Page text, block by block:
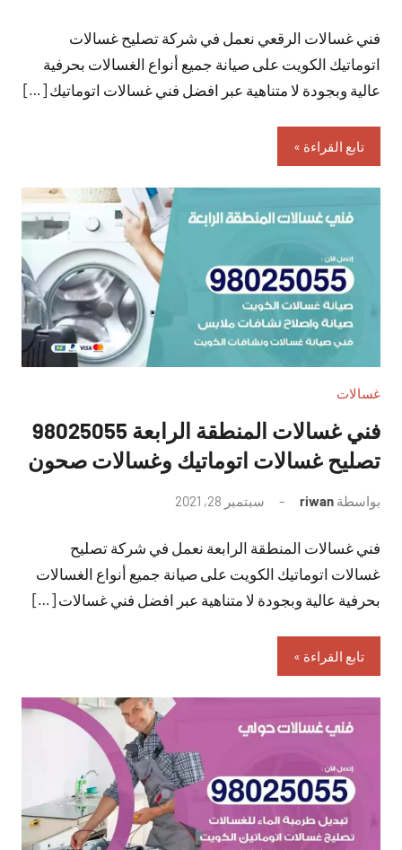
تعليقات
فني غسالات الرقعي نعمل في شركة تصليح غسالات
اتوماتيك الكويت على صيانة جميع أنواع الغسالات بحرفية
عالية وبجودة لا متناهية عبر افضل فني غسالات اتوماتيك […]
تابع القراءة
غسالات
فني غسالات المنطقة الرابعة 98025055
تصليح غسالات اتوماتيك وغسالات صحون
بواسطة riwan سبتمبر 28, 2021
تعليقات
فني غسالات المنطقة الرابعة نعمل في شركة تصليح
غسالات اتوماتيك الكويت على صيانة جميع أنواع الغسالات
بحرفية عالية وبجودة لا متناهية عبر افضل فني غسالات […]
تابع القراءة